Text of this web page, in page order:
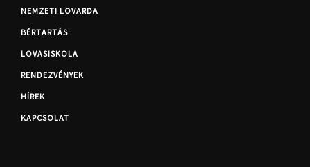
NEMZETI LOVARDA
BÉRTARTÁS
LOVASISKOLA
RENDEZVÉNYEK
HÍREK
KAPCSOLAT